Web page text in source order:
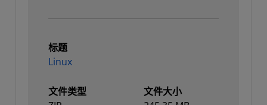
标题
Linux
文件类型
文件大小